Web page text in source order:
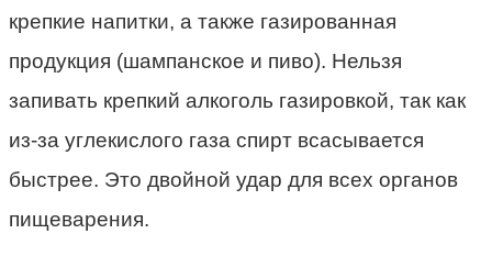
крепкие напитки, а также газированная
продукция (шампанское и пиво). Нельзя
запивать крепкий алкоголь газировкой, так как
из-за углекислого газа спирт всасывается
быстрее. Это двойной удар для всех органов
пищеварения.